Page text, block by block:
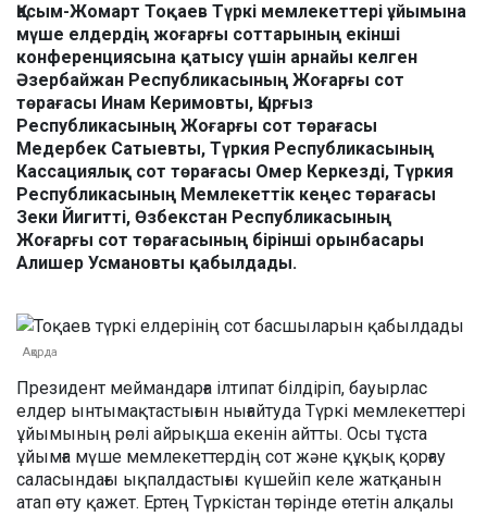
Қасым-Жомарт Тоқаев Түркі мемлекеттері ұйымына
мүше елдердің жоғарғы соттарының екінші
конференциясына қатысу үшін арнайы келген
Әзербайжан Республикасының Жоғарғы сот
төрағасы Инам Керимовты, Қырғыз
Республикасының Жоғарғы сот төрағасы
Медербек Сатыевты, Түркия Республикасының
Кассациялық сот төрағасы Омер Керкезді, Түркия
Республикасының Мемлекеттік кеңес төрағасы
Зеки Йигитті, Өзбекстан Республикасының
Жоғарғы сот төрағасының бірінші орынбасары
Алишер Усмановты қабылдады.
Ақорда
Президент меймандарға ілтипат білдіріп, бауырлас
елдер ынтымақтастығын нығайтуда Түркі мемлекеттері
ұйымының рөлі айрықша екенін айтты. Осы тұста
ұйымға мүше мемлекеттердің сот және құқық қорғау
саласындағы ықпалдастығы күшейіп келе жатқанын
атап өту қажет. Ертең Түркістан төрінде өтетін алқалы